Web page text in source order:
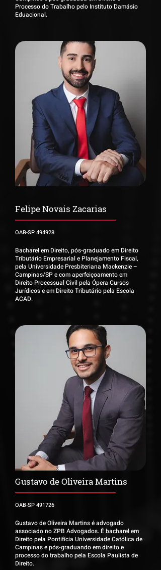
Processo do Trabalho pelo Instituto Damásio
Eduacional.
Felipe Novais Zacarias
OAB-SP 494928
Bacharel em Direito, pós-graduado em Direito
Tributário Empresarial e Planejamento Fiscal,
pela Universidade Presbiteriana Mackenzie –
Campinas/SP e com aperfeiçoamento em
Direito Processual Civil pela Ópera Cursos
Jurídicos e em Direito Tributário pela Escola
ACAD.
Gustavo de Oliveira Martins
OAB-SP 491726
Gustavo de Oliveira Martins é advogado
associado no ZPB Advogados. É bacharel em
Direito pela Pontifícia Universidade Católica de
Campinas e pós-graduando em direito e
processo do trabalho pela Escola Paulista de
Direito.